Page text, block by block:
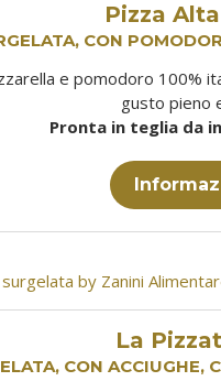
Pizza
CON
e pomodoro 100%
gusto pieno
Pronta in teglia da
La
CON ACCIUGHE,